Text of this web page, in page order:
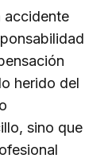
accidente
herido del
sino que